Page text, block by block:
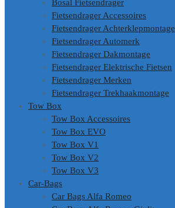
Bosal Fietsendrager
Fietsendrager Accessoires
Fietsendrager Achterklepmontage
Fietsendrager Automerk
Fietsendrager Dakmontage
Fietsendrager Elektrische Fietsen
Fietsendrager Merken
Fietsendrager Trekhaakmontage
Tow Box
Tow Box Accessoires
Tow Box EVO
Tow Box V1
Tow Box V2
Tow Box V3
Car-Bags
Car Bags Alfa Romeo